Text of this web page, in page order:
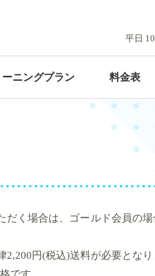
平日
ーニングプラン 料金表
だく場合は、ゴールド会員の
円(税込)送料が必要となり